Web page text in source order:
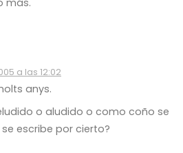
más.
a las 12:02
anys.
o aludido o como coño se
escribe por cierto?